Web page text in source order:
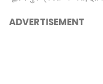
ADVERTISEMENT